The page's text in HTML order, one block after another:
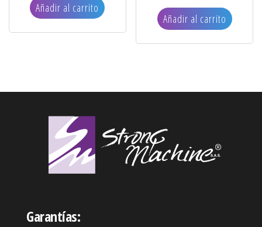
Añadir al carrito
Añadir al carrito
Garantías: